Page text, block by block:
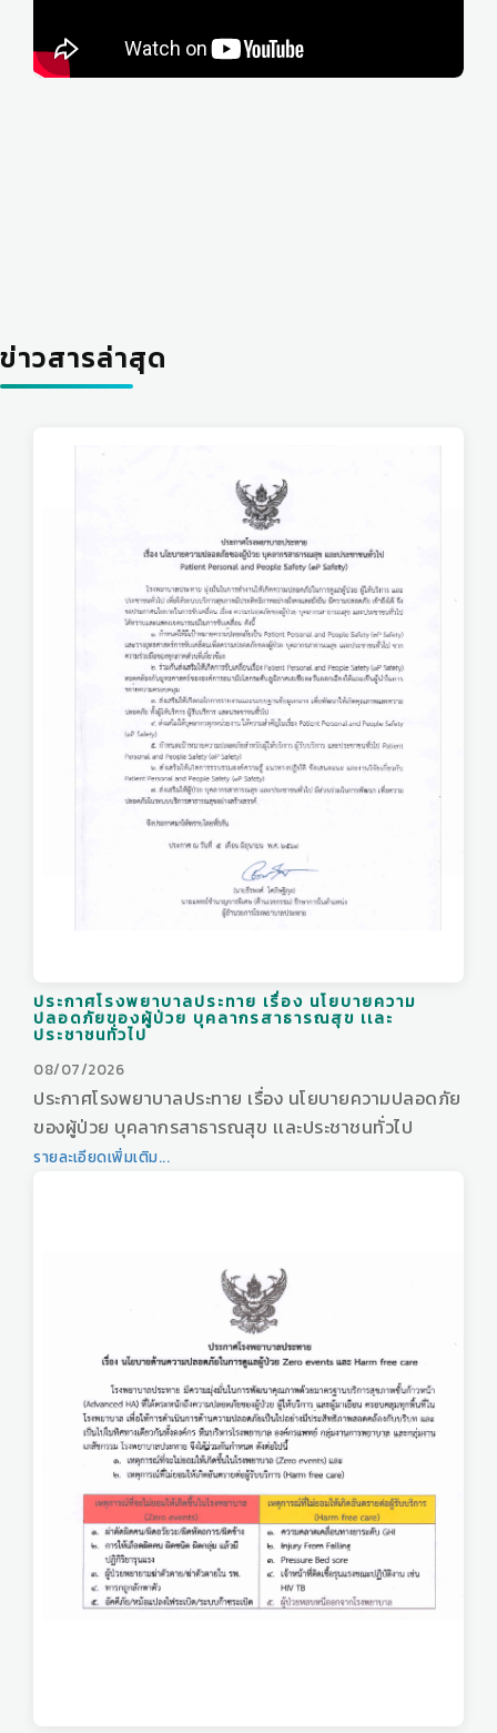
ข่าวสารล่าสุด
ประกาศโรงพยาบาลประทาย เรื่อง นโยบายความ
ปลอดภัยของผู้ป่วย บุคลากรสาธารณสุข เเละ
ประชาชนทั่วไป
08/07/2026
ประกาศโรงพยาบาลประทาย เรื่อง นโยบายความปลอดภัย
ของผู้ป่วย บุคลากรสาธารณสุข เเละประชาชนทั่วไป
รายละเอียดเพิ่มเติม...